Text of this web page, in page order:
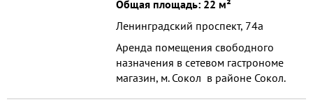
Общая площадь: 22 м²
Ленинградский проспект, 74а
Аренда помещения свободного
назначения в сетевом гастрономе
магазин, м. Сокол в районе Сокол.